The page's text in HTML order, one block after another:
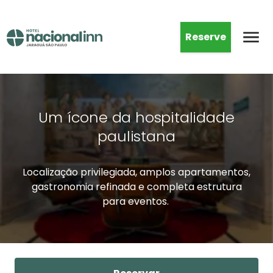
Reserve
Um ícone da hospitalidade
paulistana
Localização privilegiada, amplos apartamentos,
gastronomia refinada e completa estrutura
para eventos.